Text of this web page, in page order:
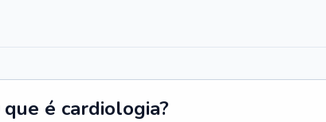
que é cardiologia?